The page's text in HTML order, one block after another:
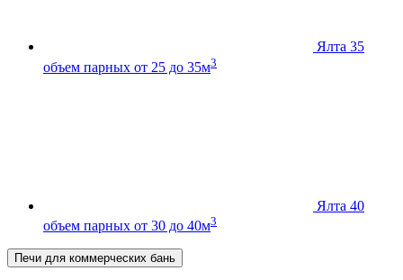
Ялта 35
объем парных от 25 до 35м3
Ялта 40
объем парных от 30 до 40м3
Печи для коммерческих бань